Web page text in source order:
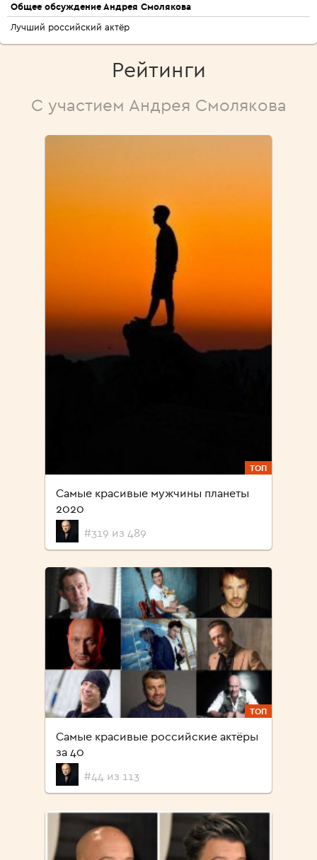
Общее обсуждение Андрея Смолякова
Лучший российский актёр
Рейтинги
С участием Андрея Смолякова
ТОП
Самые красивые мужчины планеты
2020
#319 из 489
ТОП
Самые красивые российские актёры
за 40
#44 из 113